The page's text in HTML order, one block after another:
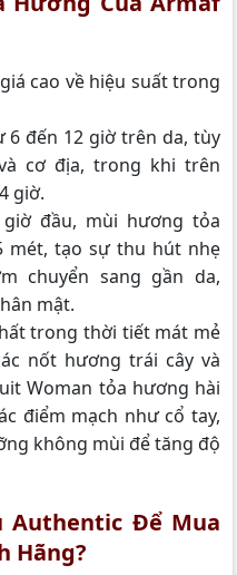
cao về hiệu suất trong
đến 12 giờ trên da, tùy
cơ địa, trong khi trên
giờ.
đầu, mùi hương tỏa
mét, tạo sự thu hút nhẹ
chuyển sang gần da,
mật.
trong thời tiết mát mẻ
nốt hương trái cây và
Woman tỏa hương hài
điểm mạch như cổ tay,
không mùi để tăng độ
Authentic Để Mua
Hãng?